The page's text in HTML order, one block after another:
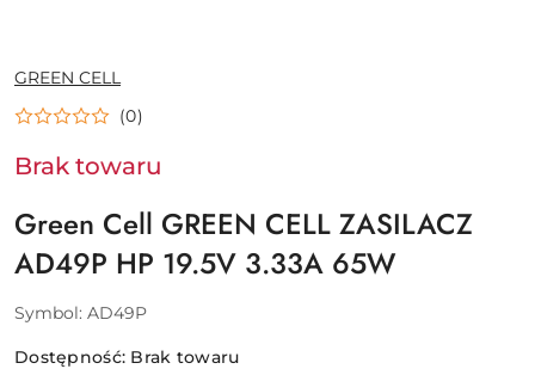
NAZWA
PRODUCENTA:
GREEN CELL
(0)
Brak towaru
Green Cell GREEN CELL ZASILACZ
AD49P HP 19.5V 3.33A 65W
Symbol: AD49P
Dostępność: Brak towaru